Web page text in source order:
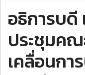
อธิการบดี
ประชุมค
เคลื่อนก